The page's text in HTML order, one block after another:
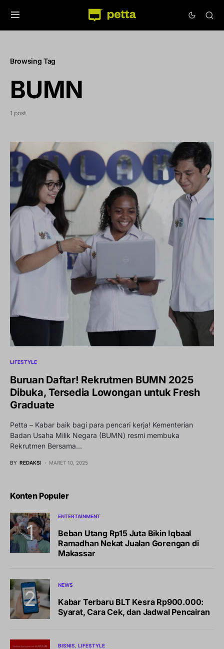
Browsing Tag
BUMN
1 post
LIFESTYLE
Buruan Daftar! Rekrutmen BUMN 2025
Dibuka, Tersedia Lowongan untuk Fresh
Graduate
Petta – Kabar baik bagi para pencari kerja! Kementerian
Badan Usaha Milik Negara (BUMN) resmi membuka
Rekrutmen Bersama…
BY REDAKSI MARET 10, 2025
Konten Populer
ENTERTAINMENT
Beban Utang Rp15 Juta Bikin Iqbaal
Ramadhan Nekat Jualan Gorengan di
Makassar
NEWS
Kabar Terbaru BLT Kesra Rp900.000:
Syarat, Cara Cek, dan Jadwal Pencairan
BISNIS LIFESTYLE